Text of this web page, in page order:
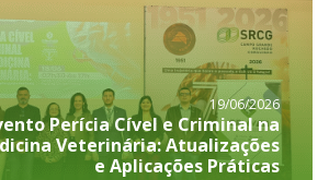
19/06/2026
Perícia Cível e Criminal na
Veterinária: Atualizações
e Aplicações Práticas